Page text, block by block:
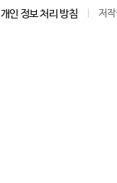
개인 정보 처리 방침 저